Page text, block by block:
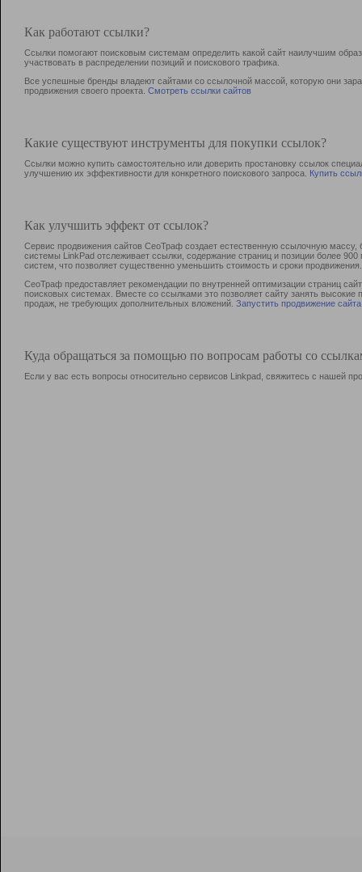
Как работают ссылки?
Ссылки помогают поисковым системам определить какой сайт наилучшим
участвовать в раcпределении позиций и поискового трафика.
Все успешные бренды владеют сайтами со ссылочной массой, которую они
продвижения своего проекта. Смотреть ссылки сайтов
Какие существуют инструменты для покупки ссылок?
Ссылки можно купить самостоятельно или доверить простановку ссылок
улучшению их эффективности для конкретного поискового запроса. Купить
Как улучшить эффект от ссылок?
Сервис продвижения сайтов СеоТраф создает естественную ссылочную
системы LinkPad отслеживает ссылки, содержание страниц и позиции более
систем, что позволяет существенно уменьшить стоимость и сроки продвижения.
СеоТраф предоставляет рекомендации по внутренней оптимизации страниц
поисковых системах. Вместе со ссылками это позволяет сайту занять
продаж, не требующих дополнительных вложений. Запустить продвижение сайта
Куда обращаться за помощью по вопросам работы со
Если у вас есть вопросы относительно сервисов Linkpad, свяжитесь с нашей